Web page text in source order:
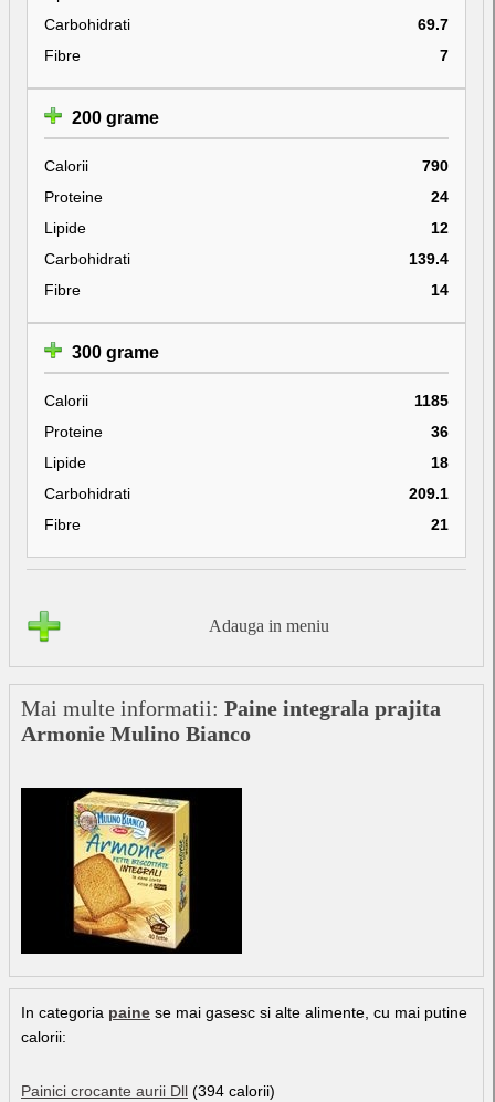
Carbohidrati
69.7
Fibre
7
200 grame
Calorii
790
Proteine
24
Lipide
12
Carbohidrati
139.4
Fibre
14
300 grame
Calorii
1185
Proteine
36
Lipide
18
Carbohidrati
209.1
Fibre
21
Adauga in meniu
Mai multe informatii: Paine integrala prajita
Armonie Mulino Bianco
In categoria paine se mai gasesc si alte alimente, cu mai putine
calorii:
Painici crocante aurii Dll (394 calorii)